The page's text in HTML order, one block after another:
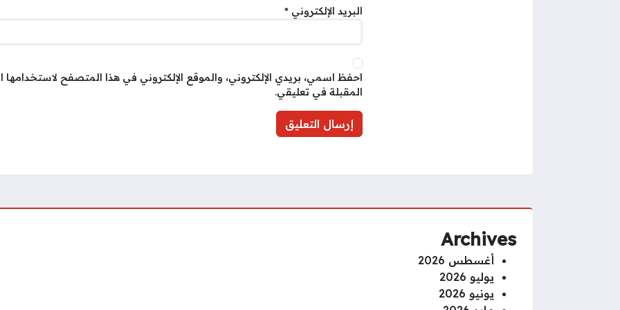
البريد الإلكتروني *
احفظ اسمي، بريدي الإلكتروني، والموقع الإلكتروني في هذا المتصفح لاستخدامها
المقبلة في تعليقي.
Archives
أغسطس 2026
يوليو 2026
يونيو 2026